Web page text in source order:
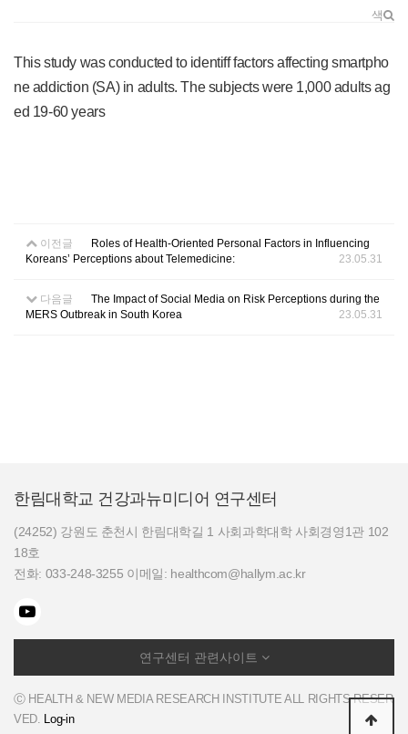
색
This study was conducted to identiff factors affecting smartpho
ne addiction (SA) in adults. The subjects were 1,000 adults ag
ed 19-60 years
이전글
Roles of Health-Oriented Personal Factors in Influencing
Koreans’ Perceptions about Telemedicine:
23.05.31
다음글
The Impact of Social Media on Risk Perceptions during the
MERS Outbreak in South Korea
23.05.31
한림대학교 건강과뉴미디어 연구센터
(24252) 강원도 춘천시 한림대학길 1 사회과학대학 사회경영1관 102
18호
전화: 033-248-3255 이메일: healthcom@hallym.ac.kr
연구센터 관련사이트
Ⓒ HEALTH & NEW MEDIA RESEARCH INSTITUTE ALL RIGHTS RESER
VED. Log-in